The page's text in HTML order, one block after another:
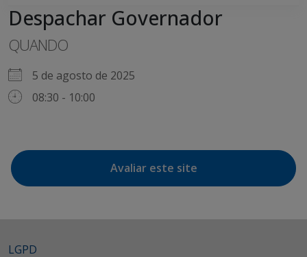
Despachar Governador
QUANDO
5 de agosto de 2025
08:30 - 10:00
Avaliar este site
LGPD